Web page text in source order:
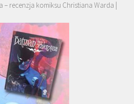
– recenzja komiksu Christiana Warda |